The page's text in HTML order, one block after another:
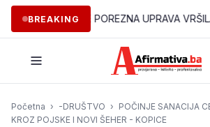
BREAKING
ZDK JE POREZNA UPRAVA VRŠILA
Početna › -DRUŠTVO › POČINJE SANACIJA
KROZ POJSKE I NOVI ŠEHER - KOPICE